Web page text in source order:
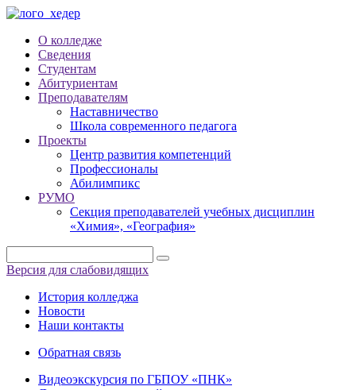
О колледже
Сведения
Студентам
Абитуриентам
Преподавателям
Наставничество
Школа современного педагога
Проекты
Центр развития компетенций
Профессионалы
Абилимпикс
РУМО
Секция преподавателей учебных дисциплин
«Химия», «География»
Версия для слабовидящих
История колледжа
Новости
Наши контакты
Обратная связь
Видеоэкскурсия по ГБПОУ «ПНК»